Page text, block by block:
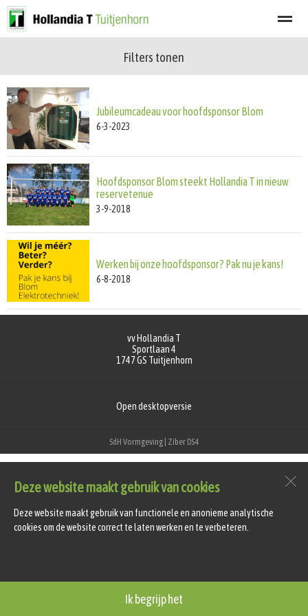
Afgelastingen
Home Zoeken Nieuws Agenda
Deze website maakt gebruik van cookies
Deze website maakt gebruik van functionele en anonieme analytische
cookies om de website correct te laten werken en te verbeteren.
Ik begrijp het
Filters tonen
Jubileumcadeau voor hoofdsponsor Blom
6-3-2023
Hoofdsponsor Blom steekt Hollandia T in nieuw
reservetenue
3-9-2018
Werken bij onze hoofdsponsor? Pak nu je kans!
6-8-2018
vv Hollandia T
Sportlaan 4
1747 GS Tuitjenhorn
Open desktopversie
SdH Vormgeving | Ziber DS4